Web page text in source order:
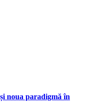
noua paradigmă în